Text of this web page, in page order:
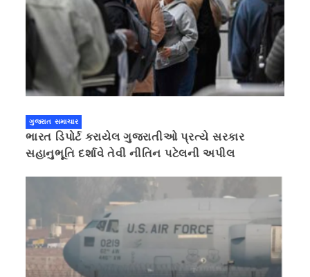
ગુજરાત સમાચાર
ભારત ડિપોર્ટ કરાયેલ ગુજરાતીઓ પ્રત્યે સરકાર
સહાનુભૂતિ દર્શાવે તેવી નીતિન પટેલની અપીલ